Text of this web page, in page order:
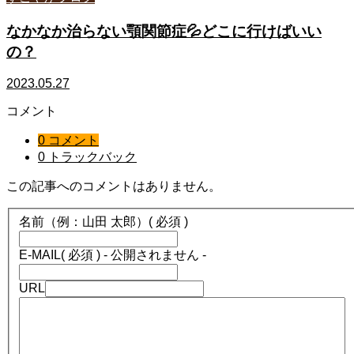
なかなか治らない顎関節症💦どこに行けばいい
の？
2023.05.27
コメント
0 コメント
0 トラックバック
この記事へのコメントはありません。
名前（例：山田 太郎） ( 必須 )
E-MAIL( 必須 ) - 公開されません -
URL